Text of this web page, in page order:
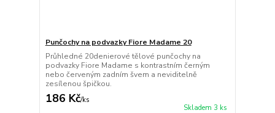
Punčochy na podvazky Fiore Madame 20
Průhledné 20denierové tělové punčochy na
podvazky Fiore Madame s kontrastním černým
nebo červeným zadním švem a neviditelně
zesílenou špičkou.
186 Kč/ks
Skladem 3 ks